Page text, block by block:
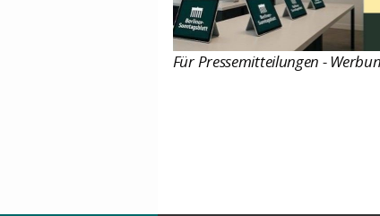
Für Pressemitteilungen -